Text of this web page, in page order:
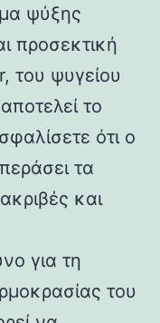
ψύξης
προσεκτική
του ψυγείου
το
ότι ο
τα
και
για τη
του